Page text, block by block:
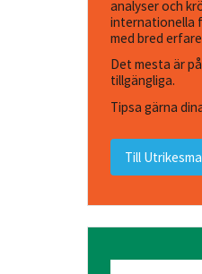
analyser och
internationella
med bred
Det mesta är
tillgängliga.
Tipsa gärna
Till